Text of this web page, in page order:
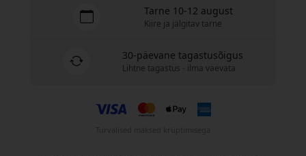
Tarne 10-12 august
Kiire ja jälgitav tarne
30-päevane tagastusõigus
Lihtne tagastus - ilma vaevata